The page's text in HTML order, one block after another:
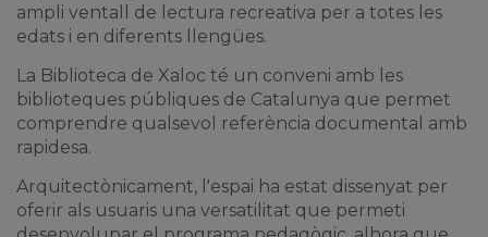
ampli ventall de lectura recreativa per a totes les
edats i en diferents llengües.
La Biblioteca de Xaloc té un conveni amb les
biblioteques públiques de Catalunya que permet
comprendre qualsevol referència documental amb
rapidesa.
Arquitectònicament, l'espai ha estat dissenyat per
oferir als usuaris una versatilitat que permeti